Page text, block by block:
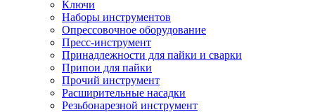
Ключи
Наборы инструментов
Опрессовочное оборудование
Пресс-инструмент
Принадлежности для пайки и сварки
Припои для пайки
Прочий инструмент
Расширительные насадки
Резьбонарезной инструмент